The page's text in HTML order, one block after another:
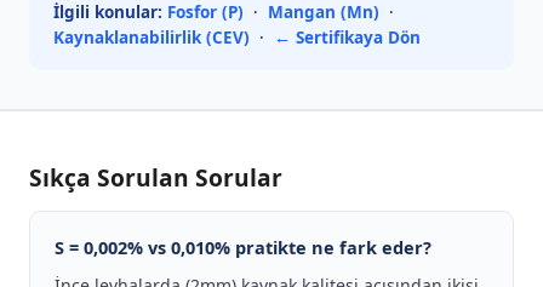
İlgili konular: Fosfor (P) · Mangan (Mn) ·
Kaynaklanabilirlik (CEV) · ← Sertifikaya Dön
Sıkça Sorulan Sorular
S = 0,002% vs 0,010% pratikte ne fark eder?